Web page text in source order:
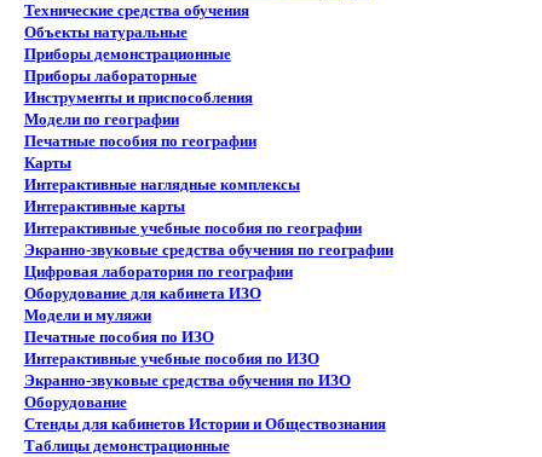
Технические средства обучения
Объекты натуральные
Приборы демонстрационные
Приборы лабораторные
Инструменты и приспособления
Модели по географии
Печатные пособия по географии
Карты
Интерактивные наглядные комплексы
Интерактивные карты
Интерактивные учебные пособия по географии
Экранно-звуковые средства обучения по географии
Цифровая лаборатория по географии
Оборудование для кабинета ИЗО
Модели и муляжи
Печатные пособия по ИЗО
Интерактивные учебные пособия по ИЗО
Экранно-звуковые средства обучения по ИЗО
Оборудование
Стенды для кабинетов Истории и Обществознания
Таблицы демонстрационные